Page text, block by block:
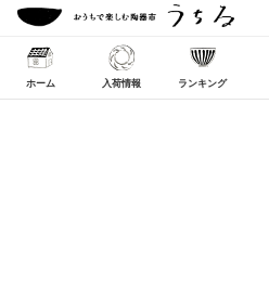
ホーム 入荷情報 ランキング